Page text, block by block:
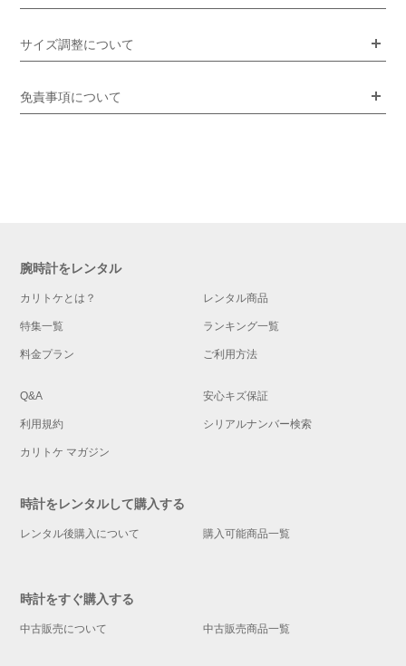
サイズ調整について
免責事項について
腕時計をレンタル
カリトケとは？ レンタル商品
特集一覧 ランキング一覧
料金プラン ご利用方法
Q&A 安心キズ保証
利用規約 シリアルナンバー検索
カリトケ マガジン
時計をレンタルして購入する
レンタル後購入について 購入可能商品一覧
時計をすぐ購入する
中古販売について 中古販売商品一覧